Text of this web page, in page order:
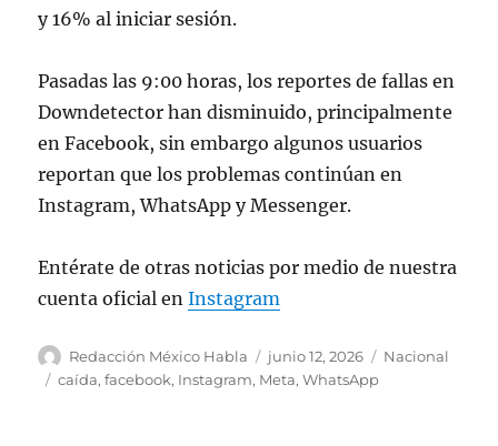
y 16% al iniciar sesión.
Pasadas las 9:00 horas, los reportes de fallas en
Downdetector han disminuido, principalmente
en Facebook, sin embargo algunos usuarios
reportan que los problemas continúan en
Instagram, WhatsApp y Messenger.
Entérate de otras noticias por medio de nuestra
cuenta oficial enInstagram
A
u
Redacción México Habla
P
u
junio 12, 2026
C
Nacional
E
caída,facebook, Instagram, Meta,WhatsApp